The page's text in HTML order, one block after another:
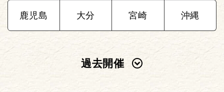
鹿児島 大分 宮崎 沖縄
過去開催